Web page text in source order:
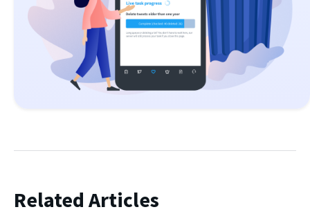
Related Articles